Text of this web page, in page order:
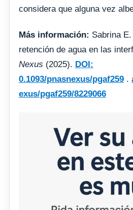
considera que alguna vez
Más información: Sabrina
retención de agua en las
Nexus (2025). DOI:
0.1093/pnasnexus/pgaf259 .
exus/pgaf259/8229066